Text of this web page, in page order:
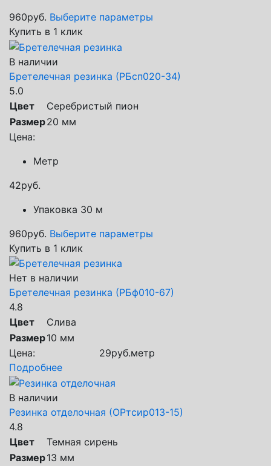
960руб. Выберите параметры
Купить в 1 клик
В наличии
Бретелечная резинка (РБсп020-34)
5.0
Цвет
Серебристый пион
Размер20 мм
Цена:
Метр
42руб.
Упаковка 30 м
960руб. Выберите параметры
Купить в 1 клик
Нет в наличии
Бретелечная резинка (РБф010-67)
4.8
Цвет
Слива
Размер10 мм
Цена:
29руб.метр
Подробнее
В наличии
Резинка отделочная (ОРтсир013-15)
4.8
Цвет
Темная сирень
Размер13 мм